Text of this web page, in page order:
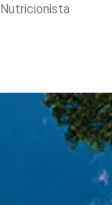
Nutricionista